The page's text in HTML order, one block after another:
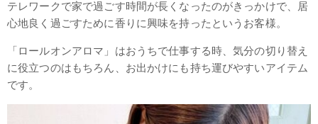
テレワークで家で過ごす時間が長くなったのがきっかけで、居
心地良く過ごすために香りに興味を持ったというお客様。
「ロールオンアロマ」はおうちで仕事する時、気分の切り替え
に役立つのはもちろん、お出かけにも持ち運びやすいアイテム
です。